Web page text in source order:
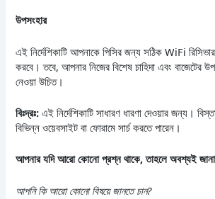
উপসংহার
এই নির্দেশিকাটি আপনাকে পিসির জন্য সঠিক WiFi রিসিভার
করবে। তবে, আপনার নিজের বিশেষ চাহিদা এবং বাজেটের
নেওয়া উচিত।
বিঃদ্রঃ: এই নির্দেশিকাটি সাধারণ ধারণা দেওয়ার জন্য।
বিভিন্ন ওয়েবসাইট বা ফোরামে সার্চ করতে পারেন।
আপনার যদি আরো কোনো প্রশ্ন থাকে, তাহলে অবশ্যই
আপনি কি আরো কোনো বিষয়ে জানতে চান?